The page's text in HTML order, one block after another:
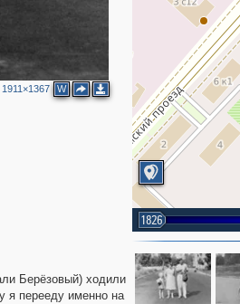
1911×1367 W
1826
Берёзовый) ходили
я перееду именно на